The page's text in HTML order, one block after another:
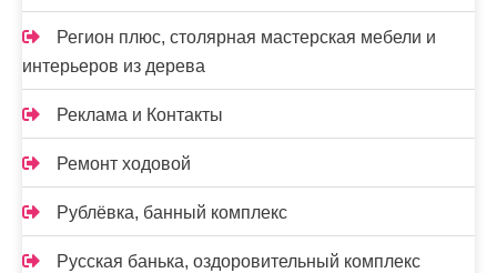
Регион плюс, столярная мастерская мебели и
интерьеров из дерева
Реклама и Контакты
Ремонт ходовой
Рублёвка, банный комплекс
Русская банька, оздоровительный комплекс